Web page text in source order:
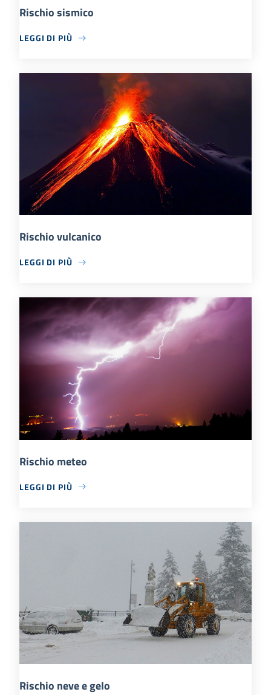
Rischio sismico
LEGGI DI PIÙ
Rischio vulcanico
LEGGI DI PIÙ
Rischio meteo
LEGGI DI PIÙ
Rischio neve e gelo